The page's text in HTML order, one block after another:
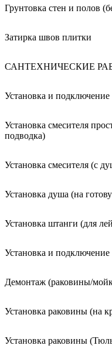
Грунтовка стен и полов
Затирка швов плитки
САНТЕХНИЧЕСКИЕ
Установка и подключение
Установка смесителя
подводка)
Установка смесителя (с
Установка душа (на
Установка штанги (для
Установка и
Демонтаж (раковины/
Установка раковины (на
Установка раковины